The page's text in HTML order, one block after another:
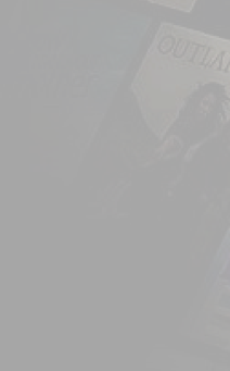
que os
disco
vídeo